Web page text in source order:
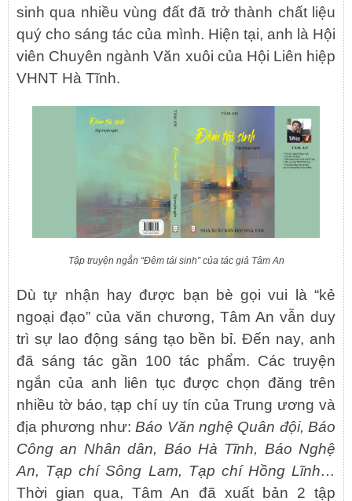
sinh qua nhiều vùng đất đã trở thành chất liệu
quý cho sáng tác của mình. Hiện tại, anh là Hội
viên Chuyên ngành Văn xuôi của Hội Liên hiệp
VHNT Hà Tĩnh.
Tập truyện ngắn “Đêm tái sinh” của tác giả Tâm An
Dù tự nhận hay được bạn bè gọi vui là “kẻ
ngoại đạo” của văn chương, Tâm An vẫn duy
trì sự lao động sáng tạo bền bỉ. Đến nay, anh
đã sáng tác gần 100 tác phẩm. Các truyện
ngắn của anh liên tục được chọn đăng trên
nhiều tờ báo, tạp chí uy tín của Trung ương và
địa phương như:Báo Văn nghệ Quân đội, Báo
Công an Nhân dân, Báo Hà Tĩnh, Báo Nghệ
An, Tạp chí Sông Lam, Tạp chí Hồng Lĩnh…
Thời gian qua, Tâm An đã xuất bản 2 tập